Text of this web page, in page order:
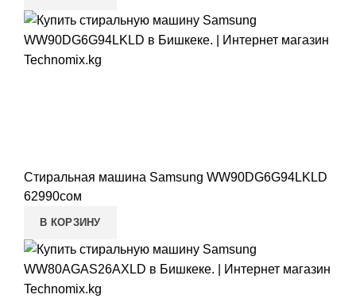
Стиральная машина Samsung WW90DG6G94LKLD
62990сом
В КОРЗИНУ